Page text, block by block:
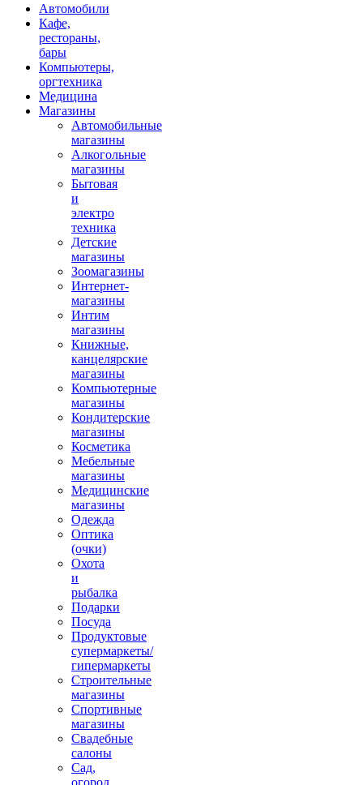
Автомобили
Кафе,
рестораны,
бары
Компьютеры,
оргтехника
Медицина
Магазины
Автомобильные
магазины
Алкогольные
магазины
Бытовая
и
электро
техника
Детские
магазины
Зоомагазины
Интернет-
магазины
Интим
магазины
Книжные,
канцелярские
магазины
Компьютерные
магазины
Кондитерские
магазины
Косметика
Мебельные
магазины
Медицинские
магазины
Одежда
Оптика
(очки)
Охота
и
рыбалка
Подарки
Посуда
Продуктовые
супермаркеты/
гипермаркеты
Строительные
магазины
Спортивные
магазины
Свадебные
салоны
Сад,
огород